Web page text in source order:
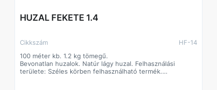
HUZAL FEKETE 1.4
Cikkszám
HF-14
100 méter kb. 1.2 kg tömegű.
Bevonatlan huzalok. Natúr lágy huzal. Felhasználási
területe: Széles körben felhasználható termék.